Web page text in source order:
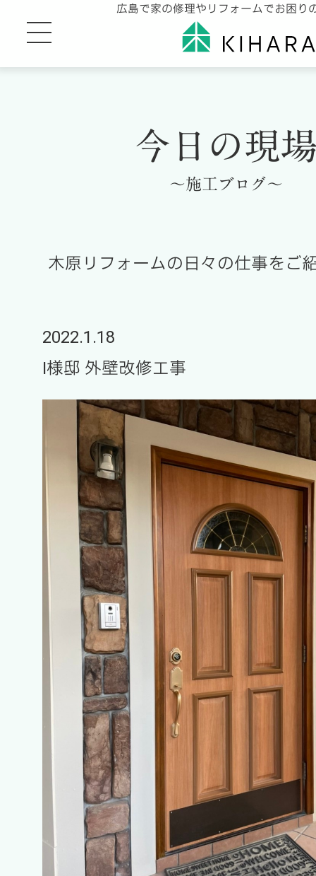
広島で家の修理やリフォームでお困り
今日の現
～施工ブログ～
木原リフォームの日々の仕事をご
2022.1.18
I様邸 外壁改修工事